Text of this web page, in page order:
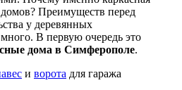
домов? Преимуществ перед
у деревянных
много. В первую очередь это
дома в Симферополе.
и ворота для гаража